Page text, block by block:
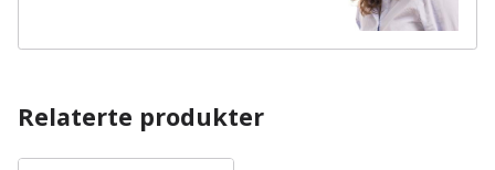
Relaterte produkter